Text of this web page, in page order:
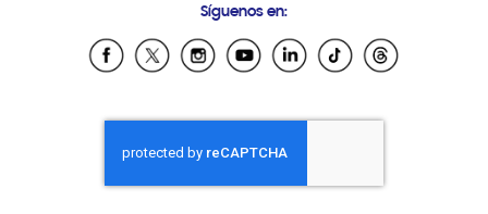
Samsung Ecuador
Samsung El Salvador
Samsung Honduras
Samsung Nicaragua
Samsung Panamá
Síguenos en: